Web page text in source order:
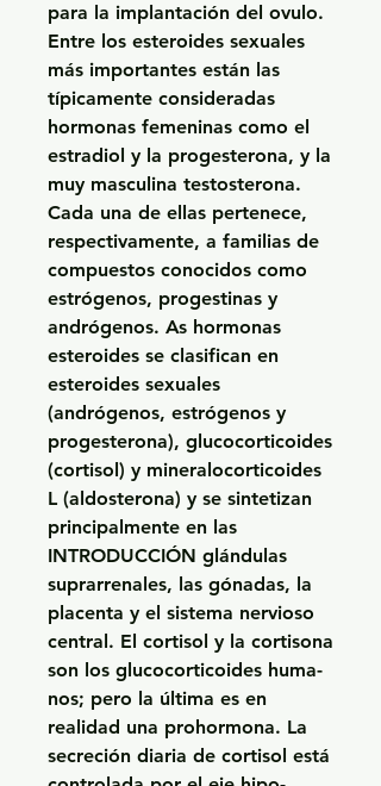
para la implantación del ovulo.
Entre los esteroides sexuales
más importantes están las
típicamente consideradas
hormonas femeninas como el
estradiol y la progesterona, y la
muy masculina testosterona.
Cada una de ellas pertenece,
respectivamente, a familias de
compuestos conocidos como
estrógenos, progestinas y
andrógenos. As hormonas
esteroides se clasifican en
esteroides sexuales
(andrógenos, estrógenos y
progesterona), glucocorticoides
(cortisol) y mineralocorticoides
L (aldosterona) y se sintetizan
principalmente en las
INTRODUCCIÓN glándulas
suprarrenales, las gónadas, la
placenta y el sistema nervioso
central. El cortisol y la cortisona
son los glucocorticoides huma-
nos; pero la última es en
realidad una prohormona. La
secreción diaria de cortisol está